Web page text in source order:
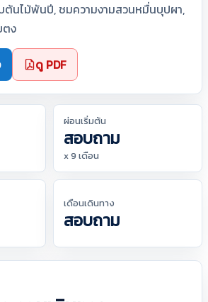
ต้นไม้พันปี, ชมความงามสวนหมื่นบุปผา,
ตง
ดู PDF
ผ่อนเริ่มต้น
สอบถาม
x 9 เดือน
เดือนเดินทาง
สอบถาม